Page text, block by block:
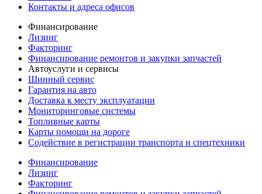
Контакты и адреса офисов
Финансирование
Лизинг
Факторинг
Финансирование ремонтов и закупки запчастей
Автоуслуги и сервисы
Шинный сервис
Гарантия на авто
Доставка к месту эксплуатации
Мониторинговые системы
Топливные карты
Карты помощи на дороге
Содействие в регистрации транспорта и спецтехники
Финансирование
Лизинг
Факторинг